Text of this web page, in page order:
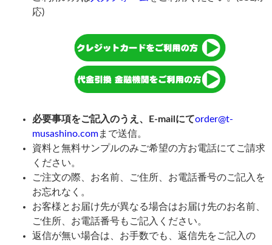
応)
必要事項をご記入のうえ、E-mailにてorder@t-
musashino.comまで送信。
資料と無料サンプルのみご希望の方お電話にてご請求
ください。
ご注文の際、お名前、ご住所、お電話番号のご記入を
お忘れなく。
お客様とお届け先が異なる場合はお届け先のお名前、
ご住所、お電話番号もご記入ください。
返信が無い場合は、お手数でも、返信先をご記入の